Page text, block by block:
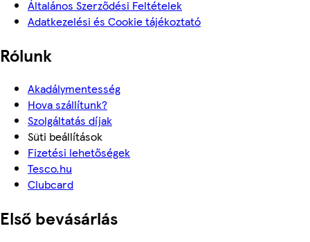
Általános Szerződési Feltételek
Adatkezelési és Cookie tájékoztató
Rólunk
Akadálymentesség
Hova szállítunk?
Szolgáltatás díjak
Süti beállítások
Fizetési lehetőségek
Tesco.hu
Clubcard
Első bevásárlás